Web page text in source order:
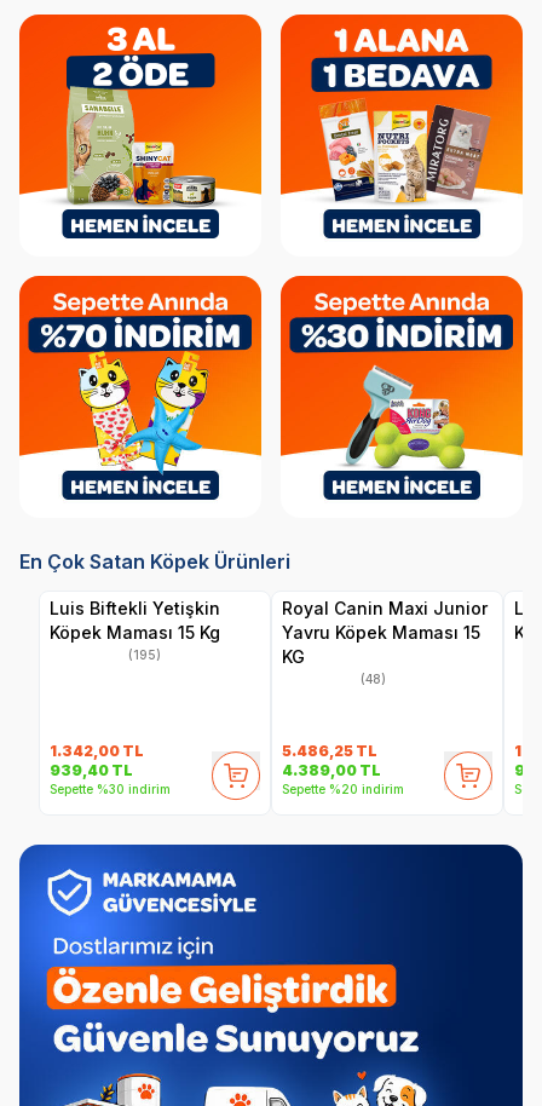
En Çok Satan Köpek Ürünleri
Luis Biftekli Yetişkin
Köpek Maması 15 Kg
(195)
1.342,00 TL
939,40 TL
Sepette %30 indirim
Royal Canin Maxi Junior
Yavru Köpek Maması 15
KG
(48)
5.486,25 TL
4.389,00 TL
Sepette %20 indirim